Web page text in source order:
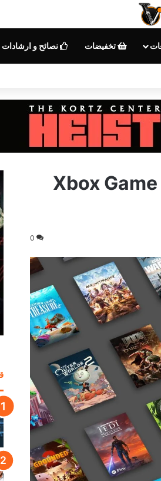
تخفيضات نصائح و ارشادات
إشاعة: مايكروسوفت تطور نسخة مخصصة من Xbox Game